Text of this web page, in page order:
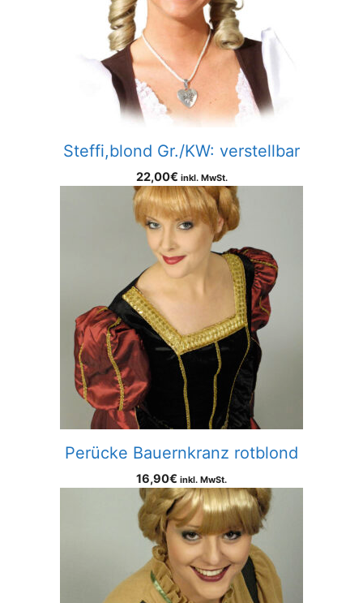
Steffi,blond Gr./KW: verstellbar
22,00€ inkl. MwSt.
Perücke Bauernkranz rotblond
16,90€ inkl. MwSt.